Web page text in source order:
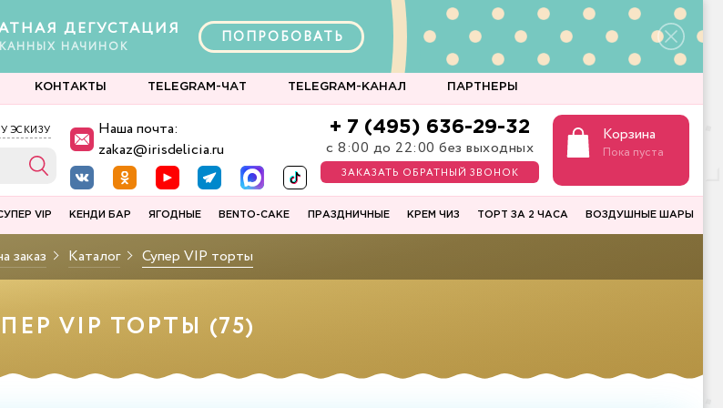
ДЕГУСТАЦИЯ
НАЧИНОК
ПОПРОБОВАТЬ
КОНТАКТЫ TELEGRAM-ЧАТ TELEGRAM-КАНАЛ ПАРТНЕРЫ
ЭСКИЗУ
Наша почта:
zakaz@irisdelicia.ru
+ 7 (495) 636-29-32
с 8:00 до 22:00 без выходных
ЗАКАЗАТЬ ОБРАТНЫЙ ЗВОНОК
Корзина
Пока пуста
VIP КЕНДИ БАР ЯГОДНЫЕ BENTO-CAKE ПРАЗДНИЧНЫЕ КРЕМ ЧИЗ ТОРТ ЗА 2 ЧАСА ВОЗДУШНЫЕ ШАРЫ
заказ Каталог Супер VIP торты
VIP ТОРТЫ